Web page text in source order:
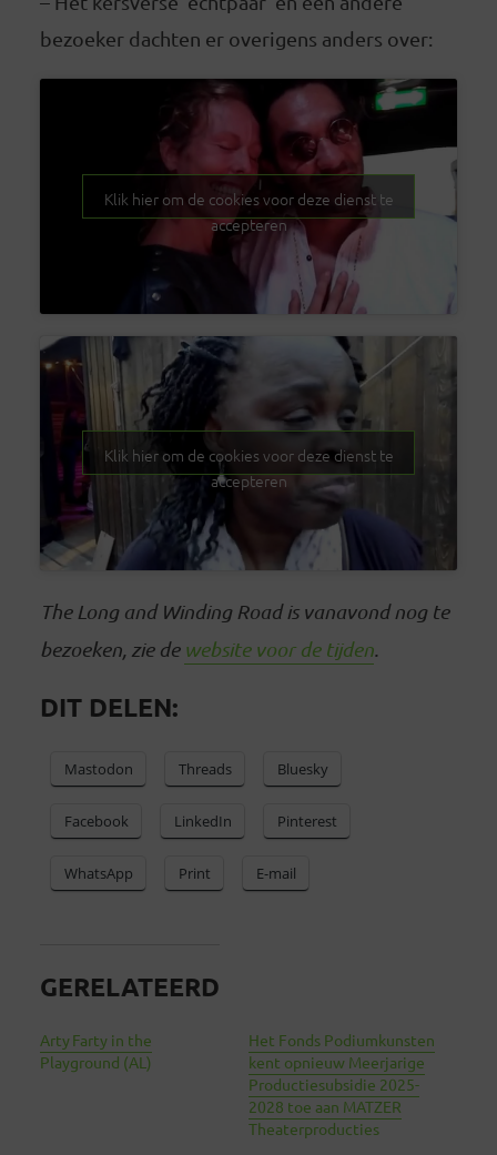
bezoeker dachten er overigens anders over:
Klik hier om de cookies voor deze dienst te
accepteren
Klik hier om de cookies voor deze dienst te
accepteren
The Long and Winding Road is vanavond nog te
bezoeken, zie de website voor de tijden.
DIT DELEN:
Mastodon Threads Bluesky
Facebook LinkedIn Pinterest
WhatsApp Print E-mail
GERELATEERD
Arty Farty in the
Playground (AL)
Het Fonds Podiumkunsten
kent opnieuw Meerjarige
Productiesubsidie 2025-
2028 toe aan MATZER
Theaterproducties